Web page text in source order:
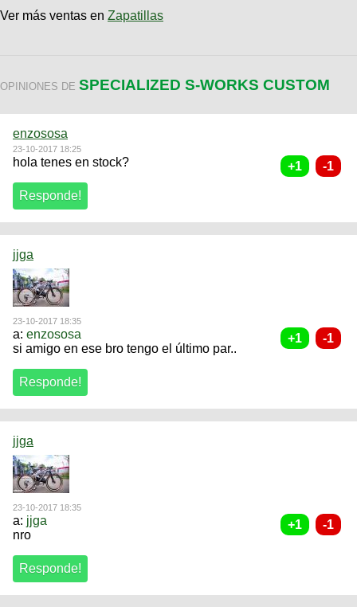
Ver más ventas en Zapatillas
OPINIONES DE SPECIALIZED S-WORKS CUSTOM
enzososa
23-10-2017 18:25
hola tenes en stock?
jjga
23-10-2017 18:35
a: enzososa
si amigo en ese bro tengo el último par..
jjga
23-10-2017 18:35
a: jjga
nro